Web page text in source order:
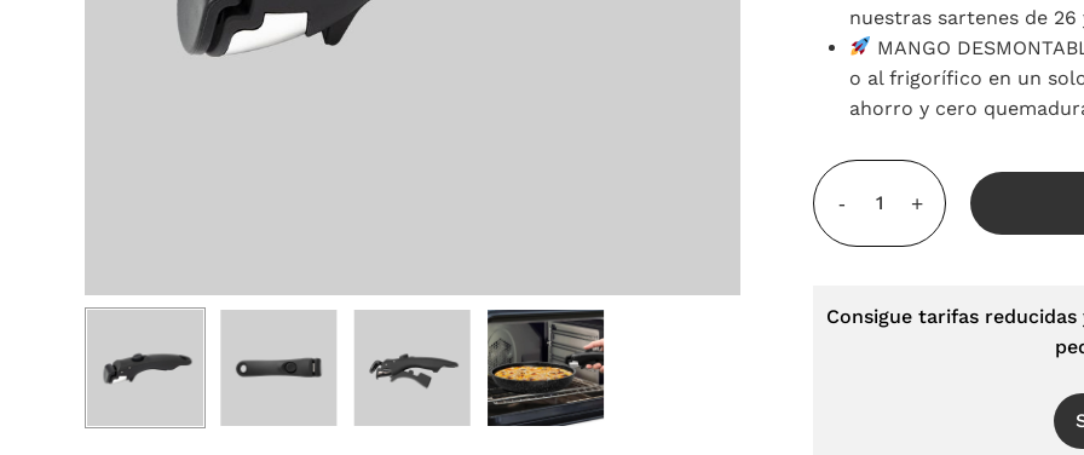
nuestras sartenes de
MANGO
o al frigorífico en un
ahorro y cero
Consigue tarifas